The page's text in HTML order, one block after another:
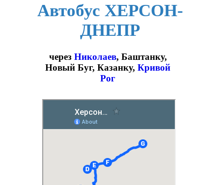
Автобус ХЕРСОН-
ДНЕПР
через Николаев, Баштанку,
Новый Буг, Казанку,Кривой
Рог